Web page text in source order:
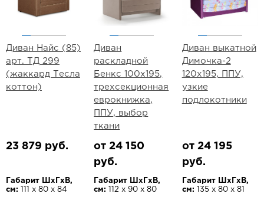
Диван Найс (85)
арт. ТД 299
(жаккард Тесла
коттон)
23 879 руб.
Габарит ШхГхВ,
см: 111 х 80 х 84
Диван
раскладной
Бенкс 100х195,
трехсекционная
еврокнижка,
ППУ, выбор
ткани
от 24 150
руб.
Габарит ШхГхВ,
см:
112 х 90 х 80
Диван выкатной
Димочка-2
120х195, ППУ,
узкие
подлокотники
от 24 195
руб.
Габарит ШхГхВ,
см: 135 х 80 х 81